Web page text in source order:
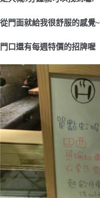
從門面就給我很舒服的感覺~
門口還有每週特價的招牌喔